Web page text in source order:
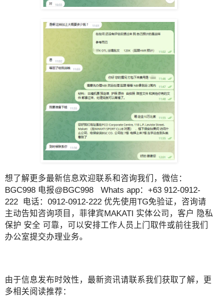
想了解更多最新信息欢迎联系和咨询我们，微信：
BGC998 电报@BGC998 Whats app：+63 912-0912-
222 电话：0912-0912-222 优先使用TG免验证，咨询请
主动告知咨询项目，菲律宾MAKATI 实体公司，客户 隐私
保护 安全 可靠，可以安排工作人员上门取件或前往我们
办公室提交办理业务。
由于信息发布时效性，最新资讯请联系我们获取了解，更
多相关阅读推荐：